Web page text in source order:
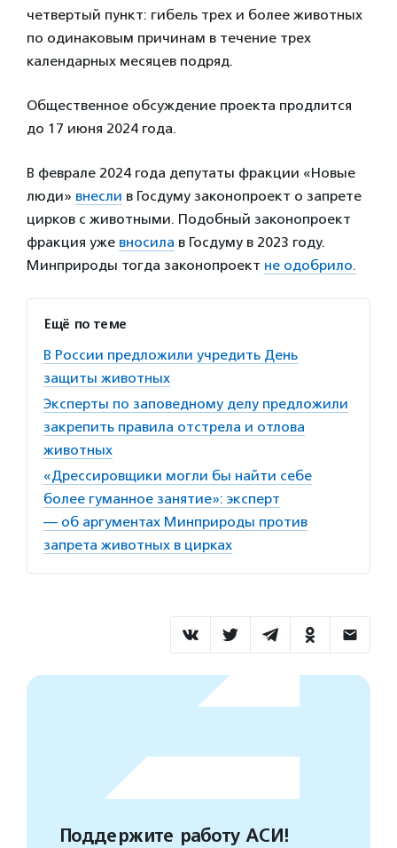
четвертый пункт: гибель трех и более животных
по одинаковым причинам в течение трех
календарных месяцев подряд.
Общественное обсуждение проекта продлится
до 17 июня 2024 года.
В феврале 2024 года депутаты фракции «Новые
люди» внесли в Госдуму законопроект о запрете
цирков с животными. Подобный законопроект
фракция уже вносила в Госдуму в 2023 году.
Минприроды тогда законопроект не одобрило.
Ещё по теме
В России предложили учредить День
защиты животных
Эксперты по заповедному делу предложили
закрепить правила отстрела и отлова
животных
«Дрессировщики могли бы найти себе
более гуманное занятие»: эксперт
— об аргументах Минприроды против
запрета животных в цирках
Поддержите работу АСИ!